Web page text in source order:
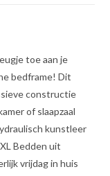
toe aan je
bedframe! Dit
constructie
of slaapzaal
kunstleer
Bedden uit
vrijdag in huis